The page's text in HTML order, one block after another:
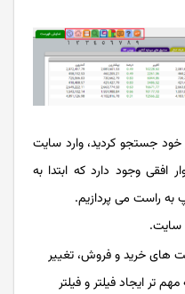
خود جستجو کردید، وارد سایت
وجود دارد که ابتدا به
راست می پردازیم.
سایت.
های خرید و فروش، تغییر
تر ایجاد فیلتر و فیلتر